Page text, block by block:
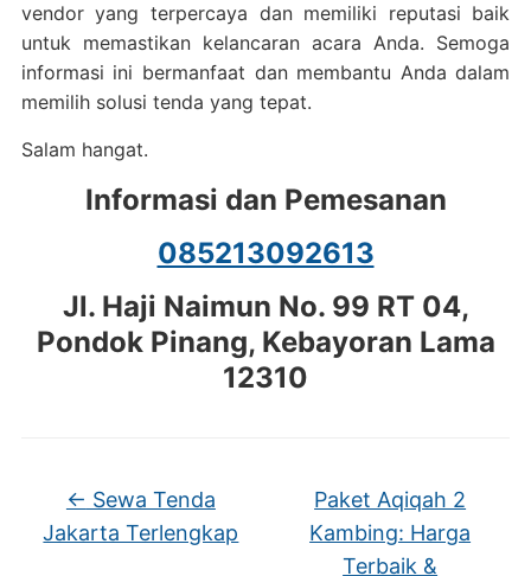
vendor yang terpercaya dan memiliki reputasi baik
untuk memastikan kelancaran acara Anda. Semoga
informasi ini bermanfaat dan membantu Anda dalam
memilih solusi tenda yang tepat.
Salam hangat.
Informasi dan Pemesanan
085213092613
Jl. Haji Naimun No. 99 RT 04,
Pondok Pinang, Kebayoran Lama
12310
← Sewa Tenda
Jakarta Terlengkap
Paket Aqiqah 2
Kambing: Harga
Terbaik &